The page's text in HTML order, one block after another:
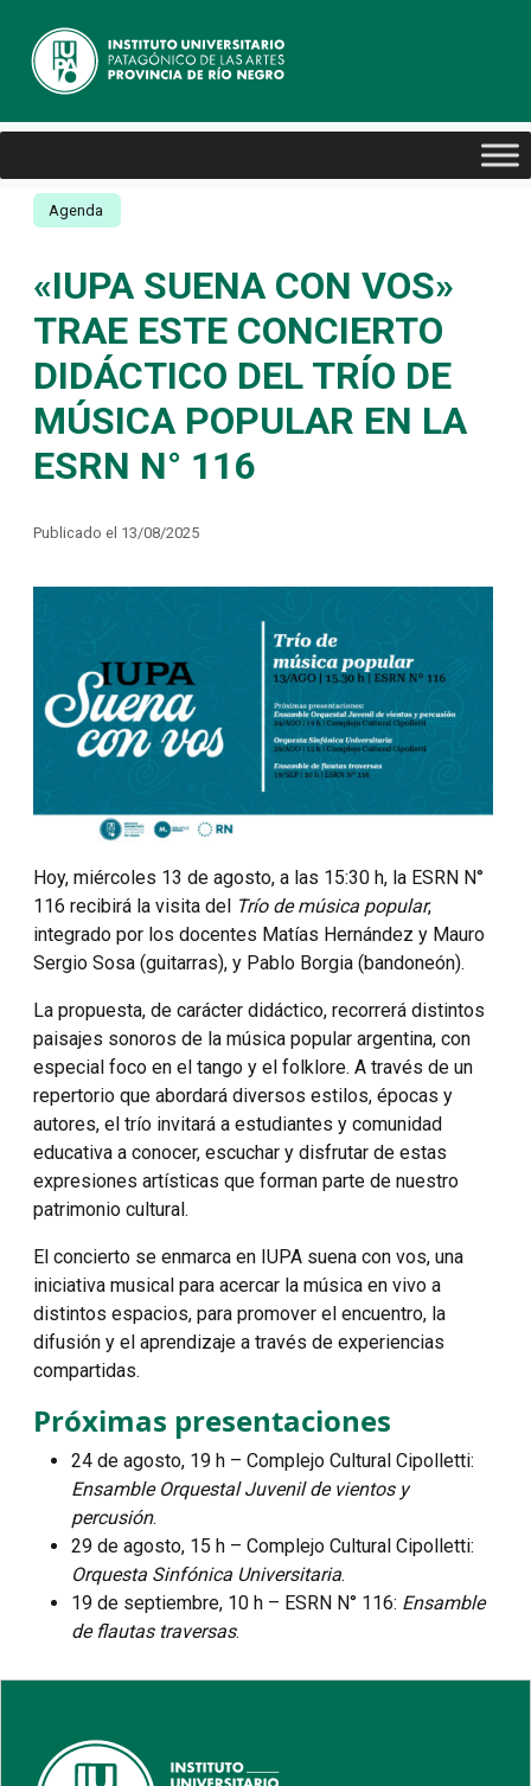
Agenda
«IUPA SUENA CON VOS»
TRAE ESTE CONCIERTO
DIDÁCTICO DEL TRÍO DE
MÚSICA POPULAR EN LA
ESRN N° 116
Publicado el 13/08/2025
Hoy, miércoles 13 de agosto, a las 15:30 h, la ESRN N°
116 recibirá la visita del Trío de música popular,
integrado por los docentes Matías Hernández y Mauro
Sergio Sosa (guitarras), y Pablo Borgia (bandoneón).
La propuesta, de carácter didáctico, recorrerá distintos
paisajes sonoros de la música popular argentina, con
especial foco en el tango y el folklore. A través de un
repertorio que abordará diversos estilos, épocas y
autores, el trío invitará a estudiantes y comunidad
educativa a conocer, escuchar y disfrutar de estas
expresiones artísticas que forman parte de nuestro
patrimonio cultural.
El concierto se enmarca en IUPA suena con vos, una
iniciativa musical para acercar la música en vivo a
distintos espacios, para promover el encuentro, la
difusión y el aprendizaje a través de experiencias
compartidas.
Próximas presentaciones
24 de agosto, 19 h – Complejo Cultural Cipolletti:
Ensamble Orquestal Juvenil de vientos y
percusión.
29 de agosto, 15 h – Complejo Cultural Cipolletti:
Orquesta Sinfónica Universitaria.
19 de septiembre, 10 h – ESRN N° 116: Ensamble
de flautas traversas.